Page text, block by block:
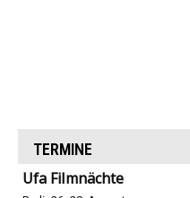
TERMINE
Ufa Filmnächte